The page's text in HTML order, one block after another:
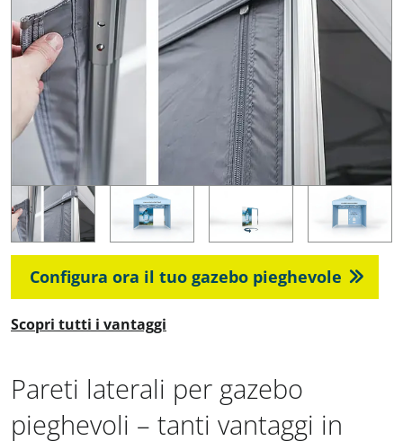
Configura ora il tuo gazebo pieghevole
Scopri tutti i vantaggi
Pareti laterali per gazebo
pieghevoli – tanti vantaggi in